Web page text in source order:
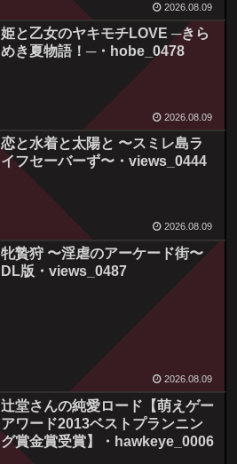
2026.08.09
姫と乙女のヤキモチLOVE ─きら
めき夏物語！─・hobe_0478
2026.08.09
恋と水着と太陽と 〜スミレ島ラ
イフセーバーず〜・views_0444
2026.08.09
牝贄狩 〜淫虐のアーケード街〜
DL版・views_0487
2026.08.09
辻堂さんの純愛ロード【萌えゲー
アワード2013ベストプランニン
グ賞金賞受賞】・hawkeye_0006